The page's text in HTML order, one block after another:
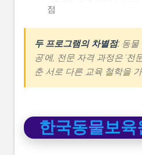
점
두 프로그램의 차별점: 동물
공'에, 전문 자격 과정은 '전
춘 서로 다른 교육 철학을
한국동물보육